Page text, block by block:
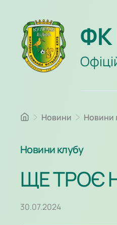
ФК
Новини Новини
Новини клубу
ЩЕ ТРОЄ
30.07.2024